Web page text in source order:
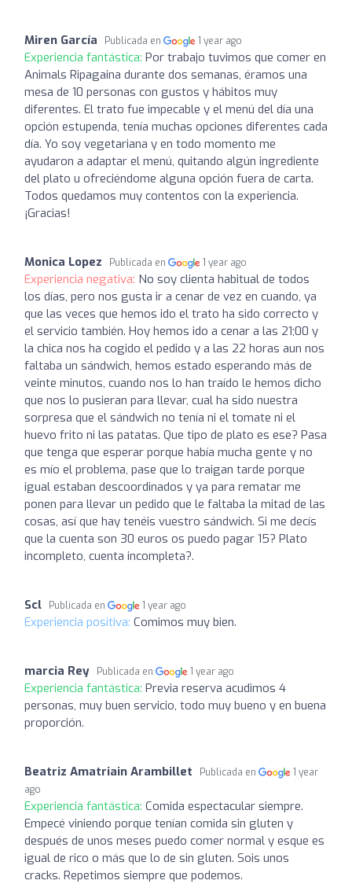
Miren García Publicada en 1 year ago
Experiencia fantástica: Por trabajo tuvimos que comer en
Animals Ripagaina durante dos semanas, éramos una
mesa de 10 personas con gustos y hábitos muy
diferentes. El trato fue impecable y el menú del día una
opción estupenda, tenía muchas opciones diferentes cada
día. Yo soy vegetariana y en todo momento me
ayudaron a adaptar el menú, quitando algún ingrediente
del plato u ofreciéndome alguna opción fuera de carta.
Todos quedamos muy contentos con la experiencia.
¡Gracias!
Monica Lopez Publicada en 1 year ago
Experiencia negativa: No soy clienta habitual de todos
los días, pero nos gusta ir a cenar de vez en cuando, ya
que las veces que hemos ido el trato ha sido correcto y
el servicio también. Hoy hemos ido a cenar a las 21;00 y
la chica nos ha cogido el pedido y a las 22 horas aun nos
faltaba un sándwich, hemos estado esperando más de
veinte minutos, cuando nos lo han traído le hemos dicho
que nos lo pusieran para llevar, cual ha sido nuestra
sorpresa que el sándwich no tenía ni el tomate ni el
huevo frito ni las patatas. Que tipo de plato es ese? Pasa
que tenga que esperar porque había mucha gente y no
es mío el problema, pase que lo traigan tarde porque
igual estaban descoordinados y ya para rematar me
ponen para llevar un pedido que le faltaba la mitad de las
cosas, así que hay tenéis vuestro sándwich. Si me decís
que la cuenta son 30 euros os puedo pagar 15? Plato
incompleto, cuenta incompleta?.
Scl Publicada en 1 year ago
Experiencia positiva: Comimos muy bien.
marcia Rey Publicada en 1 year ago
Experiencia fantástica: Previa reserva acudimos 4
personas, muy buen servicio, todo muy bueno y en buena
proporción.
Beatriz Amatriain Arambillet Publicada en
1 year
ago
Experiencia fantástica: Comida espectacular siempre.
Empecé viniendo porque tenían comida sin gluten y
después de unos meses puedo comer normal y esque es
igual de rico o más que lo de sin gluten. Sois unos
cracks. Repetimos siempre que podemos.